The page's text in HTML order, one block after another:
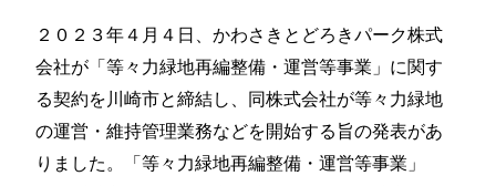
２０２３年４月４日、かわさきとどろきパーク株式
会社が「等々力緑地再編整備・運営等事業」に関す
る契約を川崎市と締結し、同株式会社が等々力緑地
の運営・維持管理業務などを開始する旨の発表があ
りました。「等々力緑地再編整備・運営等事業」